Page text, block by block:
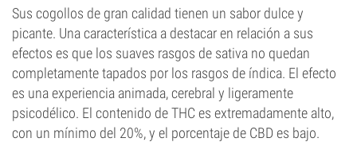
Sus cogollos de gran calidad tienen un sabor dulce y
picante. Una característica a destacar en relación a sus
efectos es que los suaves rasgos de sativa no quedan
completamente tapados por los rasgos de índica. El efecto
es una experiencia animada, cerebral y ligeramente
psicodélico. El contenido de THC es extremadamente alto,
con un mínimo del 20%, y el porcentaje de CBD es bajo.